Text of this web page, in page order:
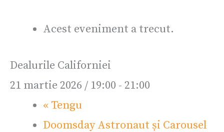
Acest eveniment a trecut.
Dealurile Californiei
21 martie 2026 / 19:00 - 21:00
« Tengu
Doomsday Astronaut și Carousel